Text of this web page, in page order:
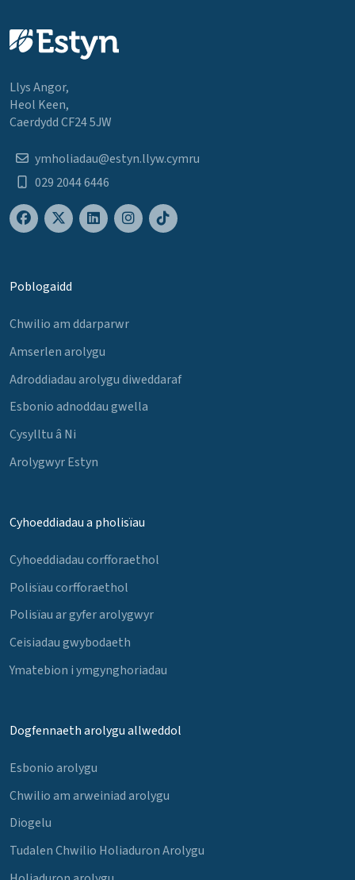
Llys Angor,
Heol Keen,
Caerdydd CF24 5JW
ymholiadau@estyn.llyw.cymru
029 2044 6446
Poblogaidd
Chwilio am ddarparwr
Amserlen arolygu
Adroddiadau arolygu diweddaraf
Esbonio adnoddau gwella
Cysylltu â Ni
Arolygwyr Estyn
Cyhoeddiadau a pholisïau
Cyhoeddiadau corfforaethol
Polisïau corfforaethol
Polisïau ar gyfer arolygwyr
Ceisiadau gwybodaeth
Ymatebion i ymgynghoriadau
Dogfennaeth arolygu allweddol
Esbonio arolygu
Chwilio am arweiniad arolygu
Diogelu
Tudalen Chwilio Holiaduron Arolygu